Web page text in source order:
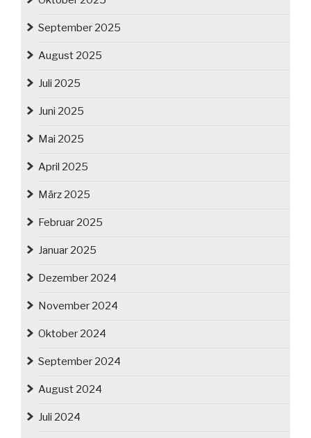
September 2025
August 2025
Juli 2025
Juni 2025
Mai 2025
April 2025
März 2025
Februar 2025
Januar 2025
Dezember 2024
November 2024
Oktober 2024
September 2024
August 2024
Juli 2024